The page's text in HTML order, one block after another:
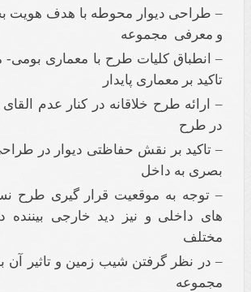
– طراحی دیوار محوطه با هدف
و معرفی مجموعه
– انطباق کلیات طرح با معماری بومی-
تاکید بر معماری پایدار
– ارائه طرح خلاقانه در کنار عدم
در طرح
– تاکید بر نقش حفاظتی دیوار در
بصری به داخل
– توجه به موقعیت قرار گیری طرح
های داخلی و نیز دید خارجی
مختلف
– در نظر گرفتن شیب زمین و تاثیر آن
مجموعه